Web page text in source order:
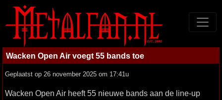
Wacken Open Air voegt 55 bands toe
Geplaatst op 26 november 2025 om 17:41u
Wacken Open Air heeft 55 nieuwe bands aan de line-up